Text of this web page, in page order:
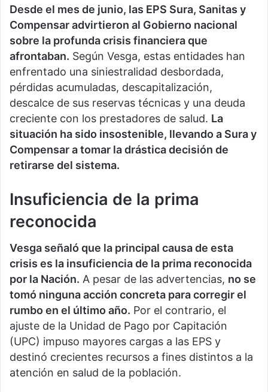
Desde el mes de junio, las EPS Sura, Sanitas y
Compensar advirtieron al Gobierno nacional
sobre la profunda crisis financiera que
afrontaban. Según Vesga, estas entidades han
enfrentado una siniestralidad desbordada,
pérdidas acumuladas, descapitalización,
descalce de sus reservas técnicas y una deuda
creciente con los prestadores de salud. La
situación ha sido insostenible, llevando a Sura y
Compensar a tomar la drástica decisión de
retirarse del sistema.
Insuficiencia de la prima
reconocida
Vesga señaló que la principal causa de esta
crisis es la insuficiencia de la prima reconocida
por la Nación. A pesar de las advertencias, no se
tomó ninguna acción concreta para corregir el
rumbo en el último año. Por el contrario, el
ajuste de la Unidad de Pago por Capitación
(UPC) impuso mayores cargas a las EPS y
destinó crecientes recursos a fines distintos a la
atención en salud de la población.